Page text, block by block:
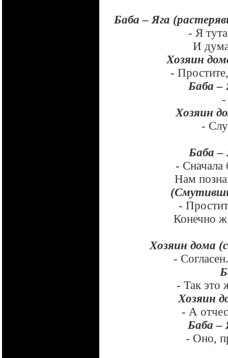
Баба – Яга
- Я
И
Хозяин
-
Баба –
-
Хозяин
-
Баба –
- Сначала
Нам
-
Конечно
Хозяин дома
-
- Так это
Хозяин
- А
Баба –
- Оно,